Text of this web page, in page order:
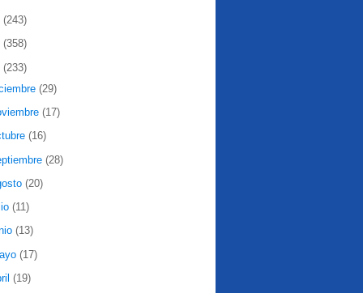
(243)
(358)
(233)
(29)
(17)
(16)
(28)
(20)
(11)
(13)
(17)
(19)